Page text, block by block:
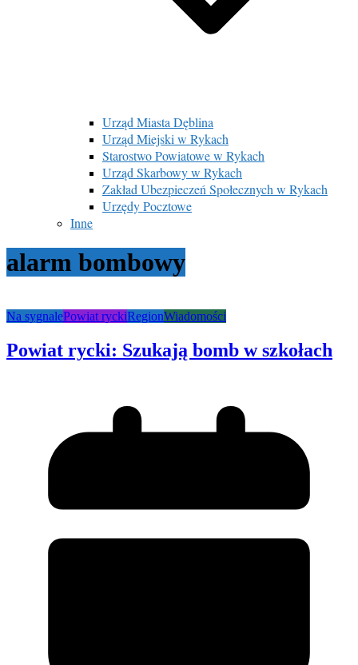
Urząd Miasta Dęblina
Urząd Miejski w Rykach
Starostwo Powiatowe w Rykach
Urząd Skarbowy w Rykach
Zakład Ubezpieczeń Społecznych w Rykach
Urzędy Pocztowe
Inne
alarm bombowy
Na sygnalePowiat ryckiRegionWiadomości
Powiat rycki: Szukają bomb w szkołach